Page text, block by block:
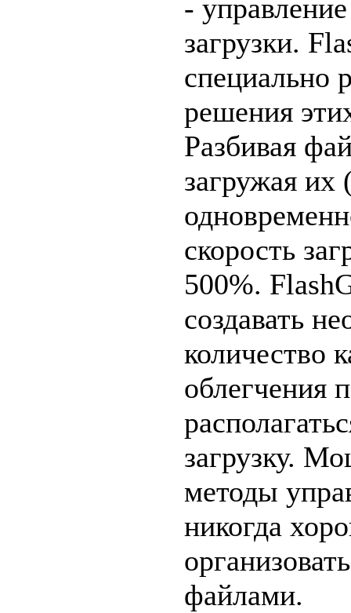
-
загрузки.
специально
решения
Разбивая
загружая их
скорость
500%.
создавать
количество
облегчения
загрузку.
методы
никогда
файлами.